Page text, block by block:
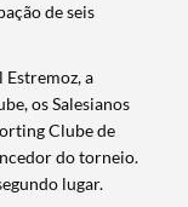
de seis
Estremoz, a
os Salesianos
Clube de
do torneio.
lugar.